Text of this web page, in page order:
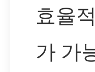
효율
가 가